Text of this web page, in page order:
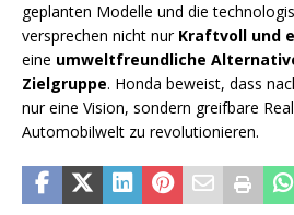
geplanten Modelle und die
versprechen nicht nur Kraftvoll und
eine umweltfreundliche
Zielgruppe. Honda beweist, dass
nur eine Vision, sondern greifbare
Automobilwelt zu revolutionieren.